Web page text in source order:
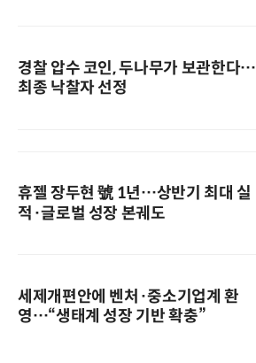
경찰 압수 코인, 두나무가 보관한다…
최종 낙찰자 선정
휴젤 장두현 號 1년…상반기 최대 실
적·글로벌 성장 본궤도
세제개편안에 벤처·중소기업계 환
영…“생태계 성장 기반 확충”